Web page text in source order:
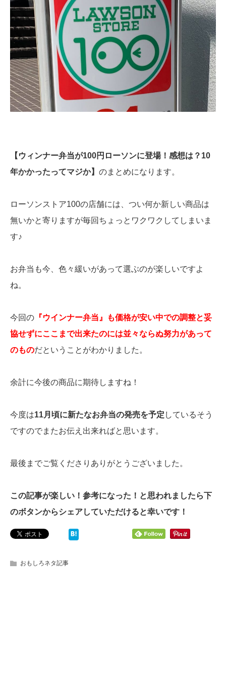
【ウィンナー弁当が100円ローソンに登場！感想は？10
年かかったってマジか】 のまとめになります。
ローソンストア100の店舗には、つい何か新しい商品は
無いかと寄りますが毎回ちょっとワクワクしてしまいま
す♪
お弁当も今、色々緩いがあって選ぶのが楽しいですよ
ね。
今回の 『ウインナー弁当』も価格が安い中での調整と妥
協せずにここまで出来たのには並々ならぬ努力があって
のものだということがわかりました。
余計に今後の商品に期待しますね！
今度は11月頃に新たなお弁当の発売を予定 しているそう
ですのでまたお伝え出来ればと思います。
最後までご覧くださりありがとうございました。
この記事が楽しい！参考になった！と思われましたら下
のボタンからシェアしていただけると幸いです！
おもしろネタ記事